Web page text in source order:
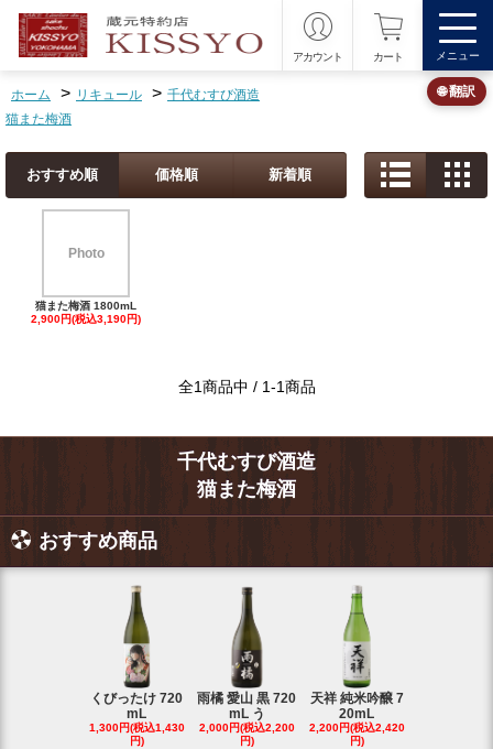
アカウント カート メニュー
ホーム > リキュール > 千代むすび酒造
猫また梅酒
おすすめ順 価格順 新着順
Photo
猫また梅酒 1800mL
2,900円(税込3,190円)
全1商品中 / 1-1商品
千代むすび酒造
猫また梅酒
おすすめ商品
くびったけ 720
mL
1,300円(税込1,430
円)
雨橘 愛山 黒 720
mL う
2,000円(税込2,200
円)
天祥 純米吟醸 7
20mL
2,200円(税込2,420
円)
🌐 翻訳